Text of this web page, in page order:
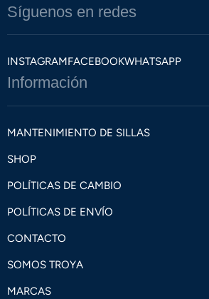
Síguenos en redes
INSTAGRAMFACEBOOKWHATSAPP
Información
MANTENIMIENTO DE SILLAS
SHOP
POLÍTICAS DE CAMBIO
POLÍTICAS DE ENVÍO
CONTACTO
SOMOS TROYA
MARCAS